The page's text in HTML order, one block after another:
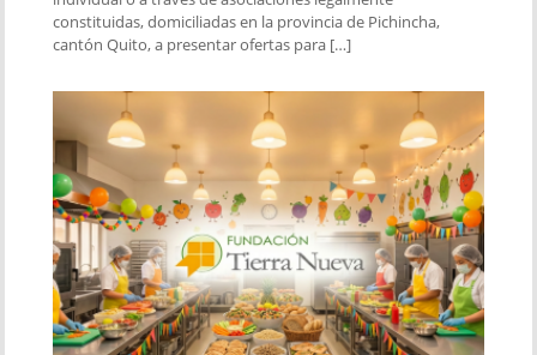
constituidas, domiciliadas en la provincia de Pichincha,
cantón Quito, a presentar ofertas para […]